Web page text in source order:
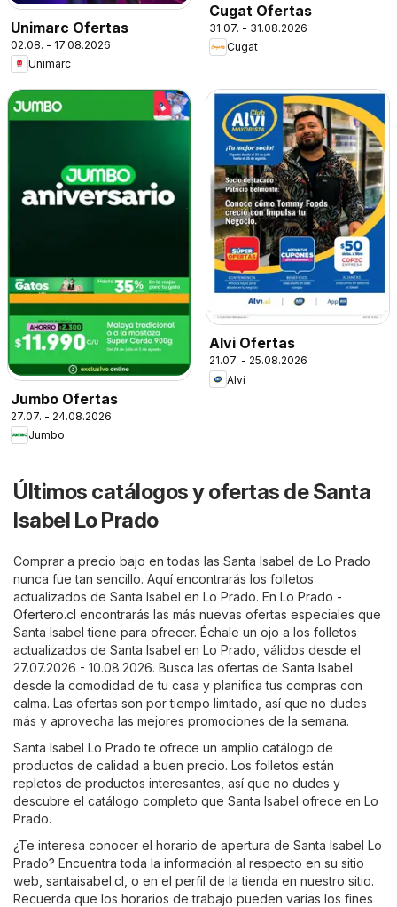
Unimarc Ofertas
02.08. - 17.08.2026
Unimarc
Cugat Ofertas
31.07. - 31.08.2026
Cugat
Jumbo Ofertas
27.07. - 24.08.2026
Jumbo
Alvi Ofertas
21.07. - 25.08.2026
Alvi
Últimos catálogos y ofertas de Santa
Isabel Lo Prado
Comprar a precio bajo en todas las Santa Isabel de Lo Prado
nunca fue tan sencillo. Aquí encontrarás los folletos
actualizados de Santa Isabel en Lo Prado. En Lo Prado -
Ofertero.cl encontrarás las más nuevas ofertas especiales que
Santa Isabel tiene para ofrecer. Échale un ojo a los folletos
actualizados de Santa Isabel en Lo Prado, válidos desde el
27.07.2026 - 10.08.2026. Busca las ofertas de Santa Isabel
desde la comodidad de tu casa y planifica tus compras con
calma. Las ofertas son por tiempo limitado, así que no dudes
más y aprovecha las mejores promociones de la semana.
Santa Isabel Lo Prado te ofrece un amplio catálogo de
productos de calidad a buen precio. Los folletos están
repletos de productos interesantes, así que no dudes y
descubre el catálogo completo que Santa Isabel ofrece en Lo
Prado.
¿Te interesa conocer el horario de apertura de Santa Isabel Lo
Prado? Encuentra toda la información al respecto en su sitio
web, santaisabel.cl , o en el perfil de la tienda en nuestro sitio.
Recuerda que los horarios de trabajo pueden varias los fines